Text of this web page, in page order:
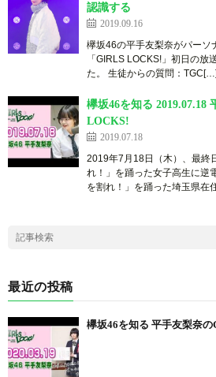
認識する
2019.09.16
欅坂46の平手友梨奈がパーソ
「GIRLS LOCKS!」初日の
た。 生徒からの質問：TGC[…]
欅坂46を知る 2019.07.18
LOCKS!
2019.07.18
2019年7月18日（木）、最終
れ！」を踊った女子高生に逆
を割れ！」を踊った埼玉県在
最近の投稿
欅坂46を知る 平手友梨奈